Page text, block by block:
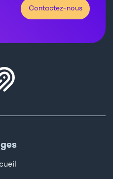
Contactez-nous